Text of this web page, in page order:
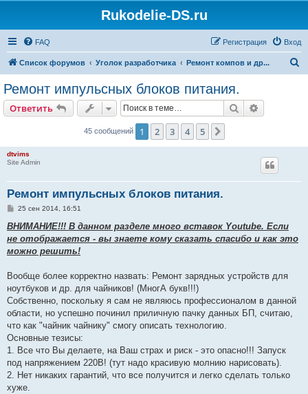
Rukodelie-DS.ru
FAQ Вход
Регистрация
Список форумов Уголок разработчика Ремонт компов и др...
Ремонт импульсных блоков питания.
Ответить Поиск
45 сообщений 1 2 3 4 5
dtvims
Site Admin
Ремонт импульсных блоков питания.
С
о
б
щ
е
н
е
25 сен 2014, 16:51
ВНИМАНИЕ!!! В данном разделе много вставок Youtube. Если
не отображается - вы знаете кому сказать спасибо и как это
можно решить!
Вообще более корректно назвать: Ремонт зарядных устройств для
ноутбуков и др. для чайников! (МногА букв!!!)
Собственно, поскольку я сам не являюсь профессионалом в данной
области, но успешно починил приличную пачку данных БП, считаю,
что как "чайник чайнику" смогу описать технологию.
Основные тезисы:
1. Все что Вы делаете, на Ваш страх и риск - это опасно!!! Запуск
под напряжением 220В! (тут надо красивую молнию нарисовать).
2. Нет никаких гарантий, что все получится и легко сделать только
хуже.